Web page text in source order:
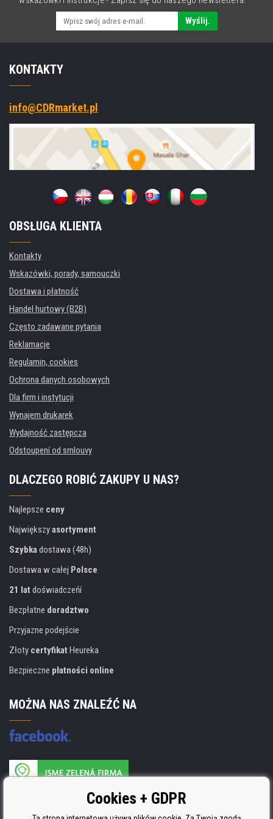
Wyślij.
KONTAKTY
info@CDRmarket.pl
OBSŁUGA KLIENTA
Kontakty
Wskazówki, porady, samouczki
Dostawa i płatność
Handel hurtowy (B2B)
Często zadawane pytania
Reklamacje
Regulamin, cookies
Ochrona danych osobowych
Dla firm i instytucji
Wynajem drukarek
Wydajność zastępcza
Odstoupení od smlouvy
DLACZEGO ROBIĆ ZAKUPY U NAS?
Najlepsze ceny
Największyasortyment
Szybkadostawa (48h)
Dostawa w całej Polsce
21 lat doświadczeńí
Bezpłatne doradztwo
Przyjazne podejście
Złoty certyfikat Heureka
Bezpieczne płatności online
MOŻNA NAS ZNALEŹĆ NA
Producent wkładów posiada certyfikat
ISO 9001, ISO 14001 i STMC.Cookies + GDPR